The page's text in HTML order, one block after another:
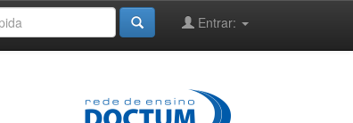
Entrar: